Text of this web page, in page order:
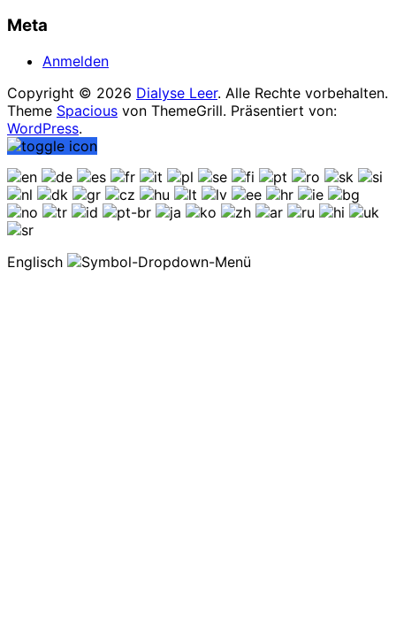
Meta
Anmelden
Copyright © 2026 Dialyse Leer. Alle Rechte vorbehalten.
Theme Spacious von ThemeGrill. Präsentiert von:
WordPress.
Englisch